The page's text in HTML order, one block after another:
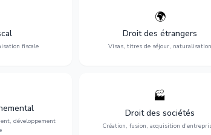
fiscale
fiscale :
contrôles
🌍
Droit des étrangers
Visas, titres de séjour, naturalisation
Obtention de vos droits de séjour :
cartes de séjour, regroupement
naturalisation.
développement
litiges et
durable.
🏭
Droit des sociétés
Création, fusion, acquisition
Structuration de votre société :
fusion-acquisition,
restructuration.